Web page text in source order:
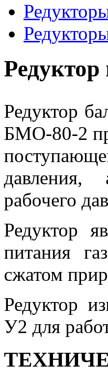
Редуктор
БМО-80-2
давления,
рабочего
Редуктор
питания
сжатом
Редуктор
У2 для